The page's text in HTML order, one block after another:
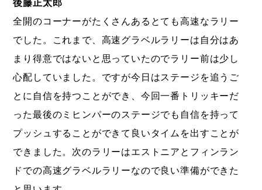
後藤正太郎
全開のコーナーがたくさんあるとても高速なラリー
でした。これまで、高速グラベルラリーは自分はあ
まり得意ではないと思っていたのでラリー前は少し
心配していました。ですが今日はステージを追うご
とに自信を持つことができ、今回一番トリッキーだ
った最後のミヒンパーのステージでも自信を持って
プッシュすることができて良いタイムを出すことが
できました。次のラリーはエストニアとフィンラン
ドでの高速グラベルラリーなので良い準備ができた